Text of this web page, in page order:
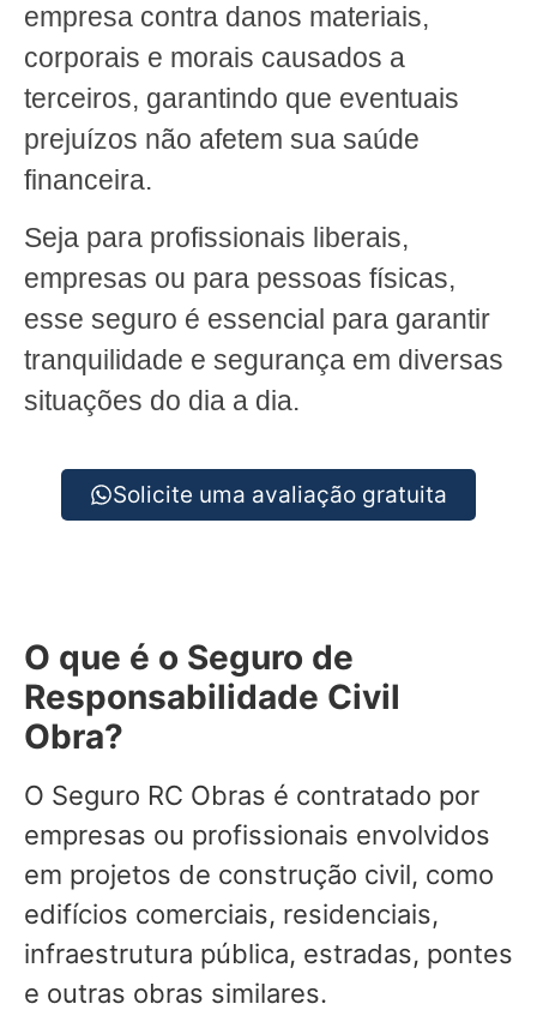
empresa contra danos materiais,
corporais e morais causados a
terceiros, garantindo que eventuais
prejuízos não afetem sua saúde
financeira.
Seja para profissionais liberais,
empresas ou para pessoas físicas,
esse seguro é essencial para garantir
tranquilidade e segurança em diversas
situações do dia a dia.
Solicite uma avaliação gratuita
O que é o Seguro de
Responsabilidade Civil
Obra?
O Seguro RC Obras é contratado por
empresas ou profissionais envolvidos
em projetos de construção civil, como
edifícios comerciais, residenciais,
infraestrutura pública, estradas, pontes
e outras obras similares.